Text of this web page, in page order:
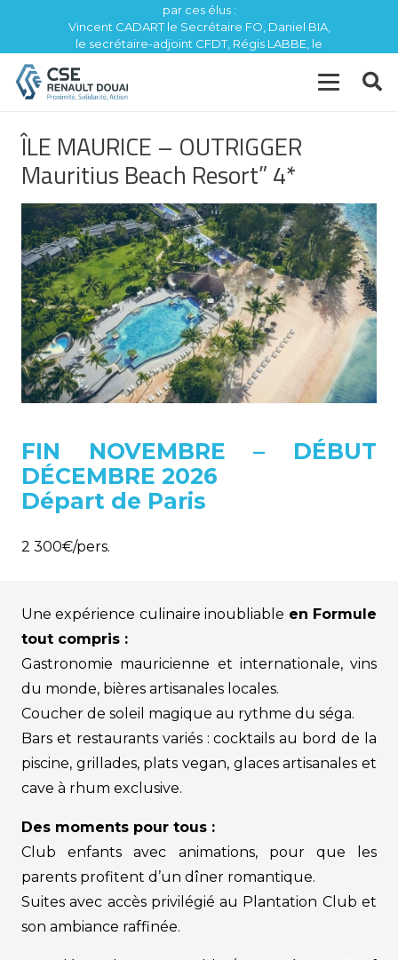
par ces élus :
Vincent CADART le Secrétaire FO, Daniel BIA,
le secrétaire-adjoint CFDT, Régis LABBE, le
ÎLE MAURICE – OUTRIGGER
Mauritius Beach Resort” 4*
FIN NOVEMBRE – DÉBUT
DÉCEMBRE 2026
Départ de Paris
2 300€/pers.
Une expérience culinaire inoubliable en Formule
tout compris :
Gastronomie mauricienne et internationale, vins
du monde, bières artisanales locales.
Coucher de soleil magique au rythme du séga.
Bars et restaurants variés : cocktails au bord de la
piscine, grillades, plats vegan, glaces artisanales et
cave à rhum exclusive.
Des moments pour tous :
Club enfants avec animations, pour que les
parents profitent d’un dîner romantique.
Suites avec accès privilégié au Plantation Club et
son ambiance raffinée.